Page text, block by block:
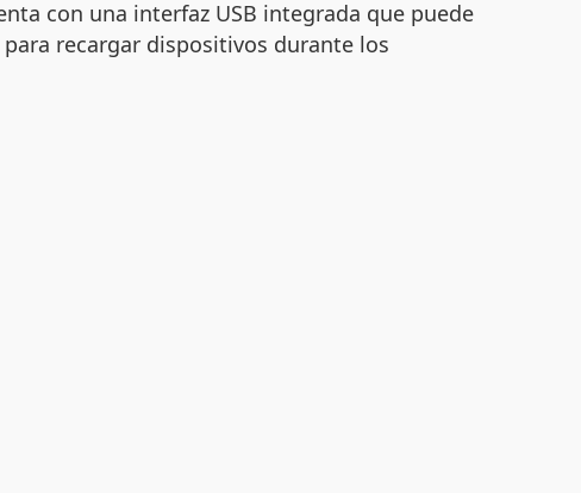
con una interfaz USB integrada que puede
recargar dispositivos durante los